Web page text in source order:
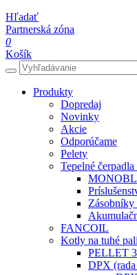
Hľadať
Partnerská zóna
0
Košík
Produkty
Dopredaj
Novinky
Akcie
Odporúčame
Pelety
Tepelné
Zásobníky
FANCOIL
Kotly na tuhé
PELLET
DPX